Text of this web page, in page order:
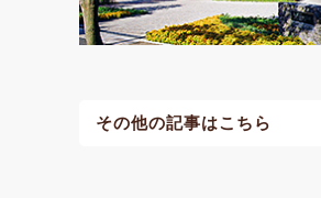
その他の記事はこちら